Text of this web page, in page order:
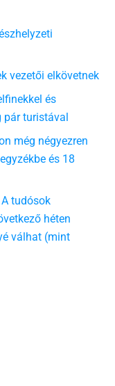
vezetői elkövetnek
és
turistával
még négyezren
és 18
tudósok
héten
válhat (mint